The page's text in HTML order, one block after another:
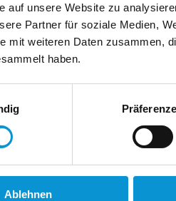
auf unsere Website zu
Partner für soziale Medien,
mit weiteren Daten zusammen,
haben.
Ablehnen
Geschirrtücher inkl.
Frühstück möglich